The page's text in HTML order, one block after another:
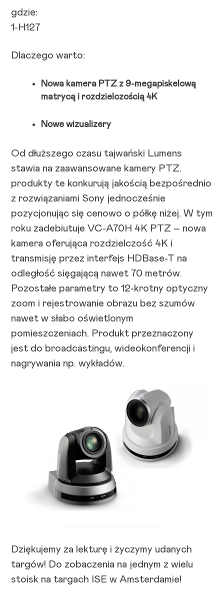
gdzie:
1-H127
Dlaczego warto:
Nowa kamera PTZ z 9-megapiskelową
matrycą i rozdzielczością 4K
Nowe wizualizery
Od dłuższego czasu tajwański Lumens
stawia na zaawansowane kamery PTZ.
produkty te konkurują jakością bezpośrednio
z rozwiązaniami Sony jednocześnie
pozycjonując się cenowo o półkę niżej. W tym
roku zadebiutuje VC-A70H 4K PTZ – nowa
kamera oferująca rozdzielczość 4K i
transmisję przez interfejs HDBase-T na
odległość sięgającą nawet 70 metrów.
Pozostałe parametry to 12-krotny optyczny
zoom i rejestrowanie obrazu bez szumów
nawet w słabo oświetlonym
pomieszczeniach. Produkt przeznaczony
jest do broadcastingu, wideokonferencji i
nagrywania np. wykładów.
Dziękujemy za lekturę i życzymy udanych
targów! Do zobaczenia na jednym z wielu
stoisk na targach ISE w Amsterdamie!